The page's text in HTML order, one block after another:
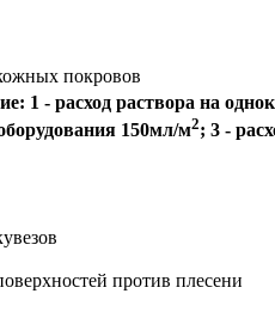
покровов
1 - расход раствора на
150мл/м2; 3 -
против плесени